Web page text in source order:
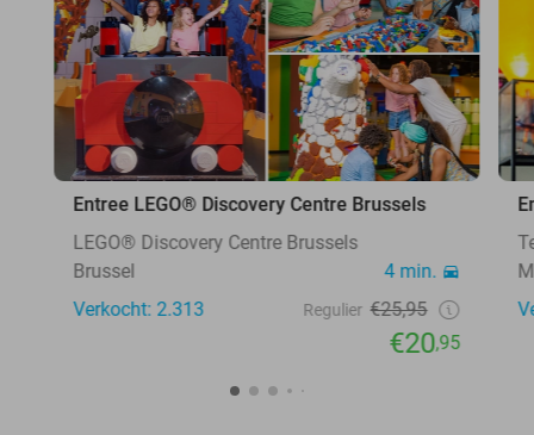
Entree LEGO® Discovery Centre Brussels
LEGO® Discovery Centre Brussels
Brussel
4 min.
Verkocht: 2.313
Regulier €25,95
€20,95